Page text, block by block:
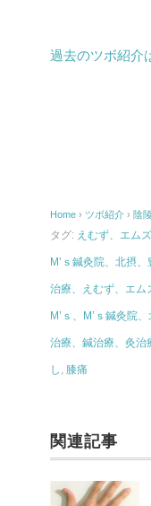
過去のツボ紹介
Home › ツボ紹介 › 陰
タグ: えむず、エム
M’ｓ鍼灸院、北摂
治療、えむず、エム
M’ｓ、M’ｓ鍼灸院
治療、鍼治療、灸治
し , 膝痛
関連記事